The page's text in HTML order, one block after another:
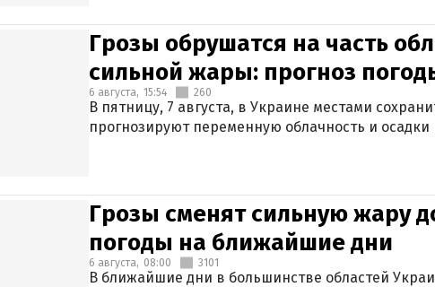
Грозы обрушатся на часть
сильной жары: прогноз
6 августа, 15:54 260
В пятницу, 7 августа, в Украине местами
прогнозируют переменную облачность и осадки
Грозы сменят сильную жару
погоды на ближайшие дни
6 августа, 08:00 3101
В ближайшие дни в большинстве областей